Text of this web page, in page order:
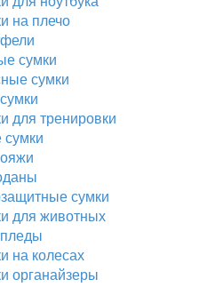
на плечо
сумки
сумки
для тренировки
сумки
для животных
на колесах
органайзеры